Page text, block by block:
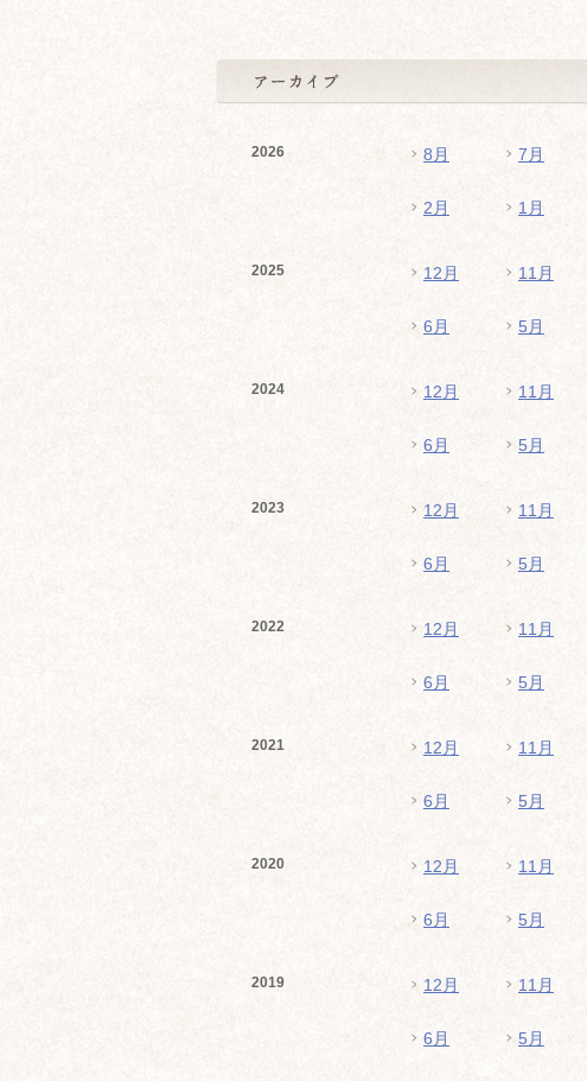
2026 8月 7月
2月 1月
2025 12月 11月
6月 5月
2024 12月 11月
6月 5月
2023 12月 11月
6月 5月
2022 12月 11月
6月 5月
2021 12月 11月
6月 5月
2020 12月 11月
6月 5月
2019 12月 11月
6月 5月